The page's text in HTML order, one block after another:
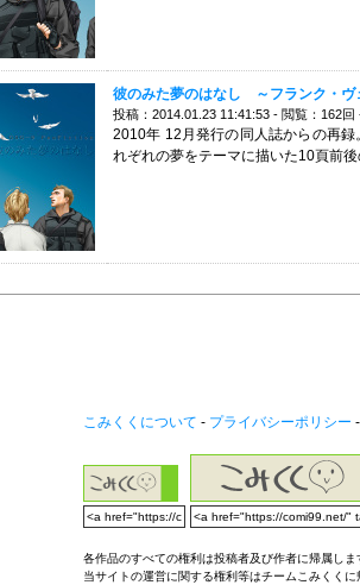
彼のみた夢のはなし ～フランク・ヴ
投稿：2014.01.23 11:41:53 - 閲覧：162回
2010年 12月発行の同人誌からの再
れぞれの夢をテーマに描いた10頁前
こみくくについて - プライバシーポリシー -
各作品のすべての権利は投稿者及び作者に帰属しま
当サイトの運営に関する権利等はチームこみくくに